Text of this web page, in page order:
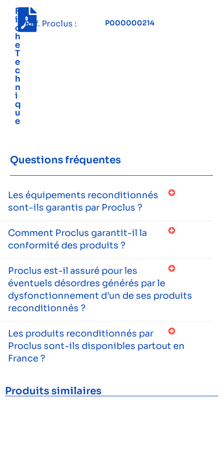
F
i
c
h
e
T
e
c
h
n
i
q
u
e
Réf. Proclus : P000000214
Questions fréquentes
Les équipements reconditionnés
sont-ils garantis par Proclus ?
Comment Proclus garantit-il la
conformité des produits ?
Proclus est-il assuré pour les
éventuels désordres générés par le
dysfonctionnement d’un de ses produits
reconditionnés ?
Les produits reconditionnés par
Proclus sont-ils disponibles partout en
France ?
Produits similaires